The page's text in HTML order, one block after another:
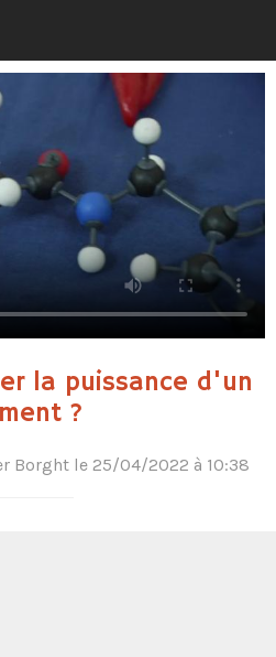
la puissance d'un
?
Borght le 25/04/2022 à 10:38